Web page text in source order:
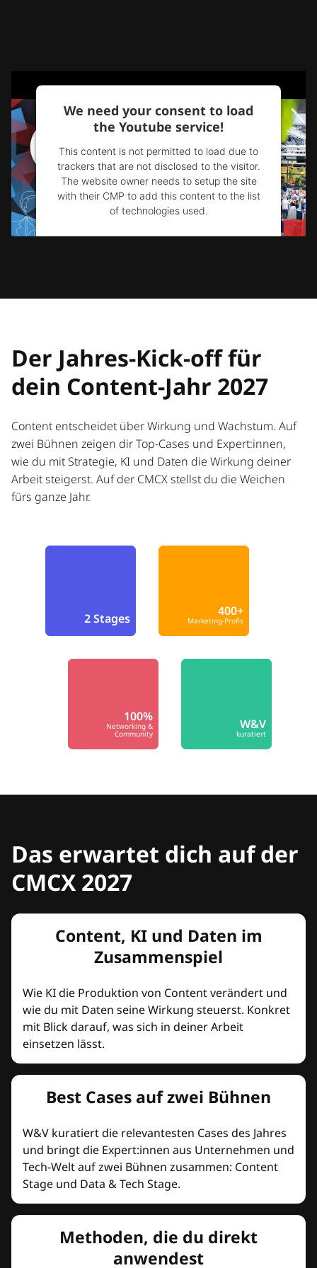
We need your consent to load
the Youtube service!
This content is not permitted to load due to
trackers that are not disclosed to the visitor.
The website owner needs to setup the site
with their CMP to add this content to the list
of technologies used.
Powered byUsercentrics Consent
Der Jahres-Kick-off für
dein Content-Jahr 2027
Content entscheidet über Wirkung und Wachstum. Auf
zwei Bühnen zeigen dir Top-Cases und Expert:innen,
wie du mit Strategie, KI und Daten die Wirkung deiner
Arbeit steigerst. Auf der CMCX stellst du die Weichen
fürs ganze Jahr.
2 Stages 400+
Marketing-Profis
100%
Networking &
Community
W&V
kuratiert
Das erwartet dich auf der
CMCX 2027
Content, KI und Daten im
Zusammenspiel
Wie KI die Produktion von Content verändert und
wie du mit Daten seine Wirkung steuerst. Konkret
mit Blick darauf, was sich in deiner Arbeit
einsetzen lässt.
Best Cases auf zwei Bühnen
W&V kuratiert die relevantesten Cases des Jahres
und bringt die Expert:innen aus Unternehmen und
Tech-Welt auf zwei Bühnen zusammen: Content
Stage und Data & Tech Stage.
Methoden, die du direkt
anwendest